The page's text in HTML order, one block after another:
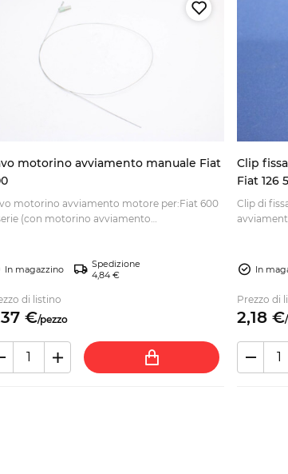
motorino avviamento manuale Fiat
motorino avviamento motore per:Fiat 600
(con motorino avviamento
In magazzino
Spedizione
4,84 €
di listino
37 €/pezzo
Clip
Fiat 126
Clip di
In
Prezzo di
2,18 €/